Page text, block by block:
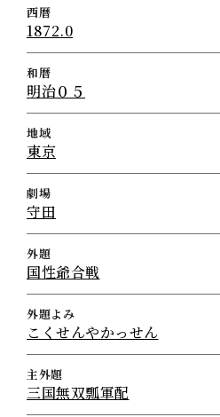
西暦
1872.0
和暦
明治０５
地域
東京
劇場
守田
外題
国性爺合戦
外題よみ
こくせんやかっせん
主外題
三国無双瓢軍配